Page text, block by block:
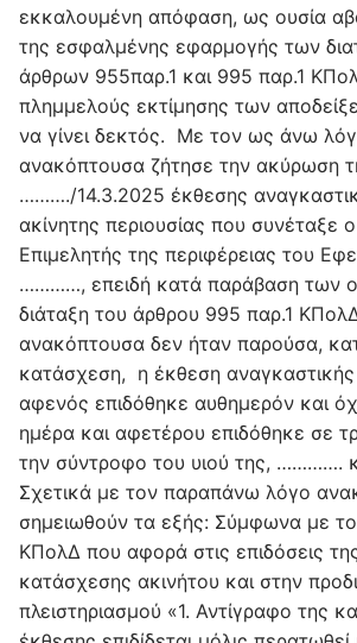
εκκαλουμένη απόφαση, ως ουσία
της εσφαλμένης εφαρμογής των
άρθρων 955παρ.1 και 995 παρ.1
πλημμελούς εκτίμησης των
να γίνει δεκτός. Με τον ως άνω
ανακόπτουσα ζήτησε την ακύρωση
………./14.3.2025 έκθεσης
ακίνητης περιουσίας που συνέταξε
Επιμελητής της περιφέρειας του
…………, επειδή κατά παράβαση των
διάταξη του άρθρου 995 παρ.1
ανακόπτουσα δεν ήταν παρούσα,
κατάσχεση, η έκθεση
αφενός επιδόθηκε αυθημερόν και
ημέρα και αφετέρου επιδόθηκε σε
την σύντροφο του υιού της, ………….
Σχετικά με τον παραπάνω λόγο
σημειωθούν τα εξής: Σύμφωνα με
KΠολΔ που αφορά στις επιδόσεις
κατάσχεσης ακινήτου και στην
πλειστηριασμού «1. Αντίγραφο της